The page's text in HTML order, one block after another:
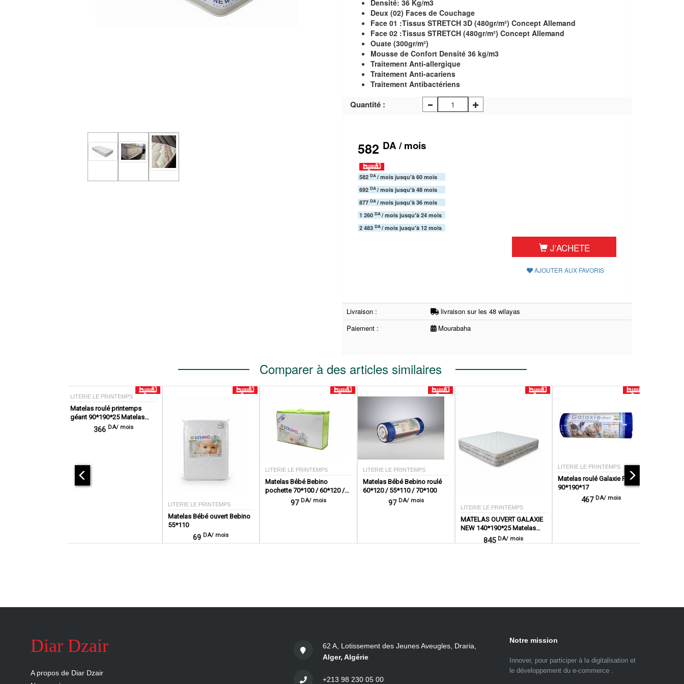
Densité: 36 Kg/m3
Deux (02) Faces de Couchage
Face 01 :Tissus STRETCH 3D (480gr/m²) Concept Allemand
Face 02 :Tissus STRETCH (480gr/m²) Concept Allemand
Ouate (300gr/m²)
Mousse de Confort Densité 36 kg/m3
Traitement Anti-allergique
Traitement Anti-acariens
Traitement Antibactériens
Quantité :
582 DA / mois
582 DA/ mois jusqu'à 60 mois
692 DA/ mois jusqu'à 48 mois
877 DA/ mois jusqu'à 36 mois
1 260 DA/ mois jusqu'à 24 mois
2 483 DA/ mois jusqu'à 12 mois
J'ACHETE
AJOUTER AUX FAVORIS
Livraison :
livraison sur les 48 wilayas
Paiement :
Mourabaha
Comparer à des articles similaires
LITERIE LE PRINTEMPS
Matelas roulé printemps
géant 90*190*25 Matelas
366 DA/ mois
LITERIE LE PRINTEMPS
Matelas Bébé ouvert Bebino
55*110
69 DA/ mois
LITERIE LE PRINTEMPS
Matelas Bébé Bebino
pochette 70*100 / 60*120 /
97 DA/ mois
LITERIE LE PRINTEMPS
Matelas Bébé Bebino roulé
60*120 / 55*110 / 70*100
97 DA/ mois
LITERIE LE PRINTEMPS
MATELAS OUVERT GALAXIE
NEW 140*190*25 Matelas
845 DA/ mois
LITERIE LE PRINTEMPS
Matelas roulé Galaxie Plus
90*190*17
467 DA/ mois
Diar Dzair
A propos de Diar Dzair
62 A, Lotissement des Jeunes Aveugles, Draria,
Alger, Algérie
+213 98 230 05 00
Notre mission
Innover, pour participer à la digitalisation et
le développement du e-commerce .